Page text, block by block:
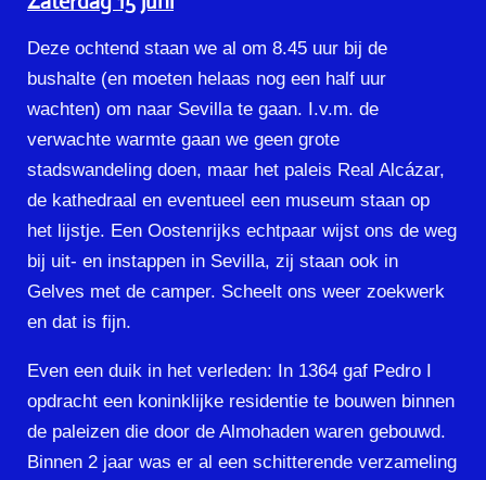
Deze ochtend staan we al om 8.45 uur bij de
bushalte (en moeten helaas nog een half uur
wachten) om naar Sevilla te gaan. I.v.m. de
verwachte warmte gaan we geen grote
stadswandeling doen, maar het paleis Real Alcázar,
de kathedraal en eventueel een museum staan op
het lijstje. Een Oostenrijks echtpaar wijst ons de weg
bij uit- en instappen in Sevilla, zij staan ook in
Gelves met de camper. Scheelt ons weer zoekwerk
en dat is fijn.
Even een duik in het verleden: In 1364 gaf Pedro I
opdracht een koninklijke residentie te bouwen binnen
de paleizen die door de Almohaden waren gebouwd.
Binnen 2 jaar was er al een schitterende verzameling